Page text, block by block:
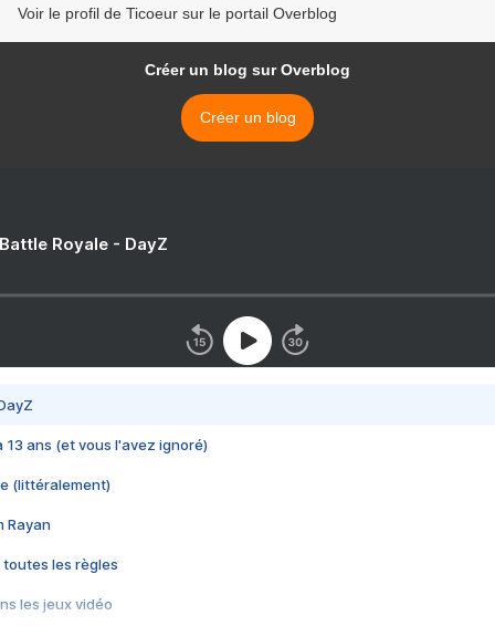
Voir le profil de Ticoeur sur le portail Overblog
Créer un blog sur Overblog
Créer un blog
Royale - DayZ
13 ans (et vous l'avez ignoré)
(littéralement)
Rayan
toutes les règles
les jeux vidéo